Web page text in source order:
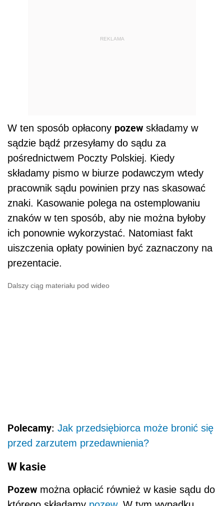
REKLAMA
W ten sposób opłacony pozew składamy w
sądzie bądź przesyłamy do sądu za
pośrednictwem Poczty Polskiej. Kiedy
składamy pismo w biurze podawczym wtedy
pracownik sądu powinien przy nas skasować
znaki. Kasowanie polega na ostemplowaniu
znaków w ten sposób, aby nie można byłoby
ich ponownie wykorzystać. Natomiast fakt
uiszczenia opłaty powinien być zaznaczony na
prezentacie.
Dalszy ciąg materiału pod wideo
Polecamy: Jak przedsiębiorca może bronić się
przed zarzutem przedawnienia?
W kasie
Pozew można opłacić również w kasie sądu do